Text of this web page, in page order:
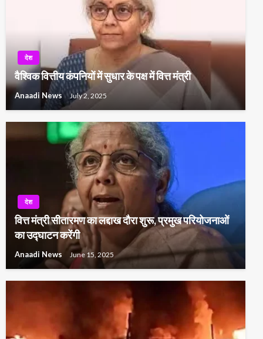
देश
वैश्विक वित्तीय कंपनियों में सुधार के पक्ष में वित्त मंत्री
Anaadi News July 2, 2025
देश
वित्त मंत्री सीतारमण का लद्दाख दौरा शुरू, प्रमुख परियोजनाओं
का उद्घाटन करेंगी
Anaadi News June 15, 2025